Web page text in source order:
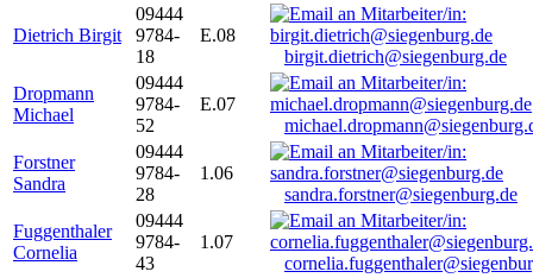
Dietrich Birgit
09444
9784-
18
E.08
birgit.dietrich@siegenburg.de
Dropmann
Michael
09444
9784-
52
E.07
Forstner
Sandra
09444
9784-
28
1.06
sandra.forstner@siegenburg.de
Fuggenthaler
Cornelia
09444
9784-
43
1.07